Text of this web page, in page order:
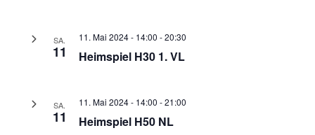
SA.
11 Heimspiel H30 1. VL
11. Mai 2024 - 14:00 -20:30
SA.
11 Heimspiel H50 NL
11. Mai 2024 - 14:00 -21:00